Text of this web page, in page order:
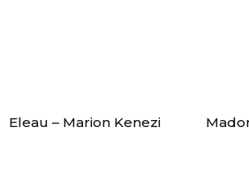
Eleau – Marion Kenezi